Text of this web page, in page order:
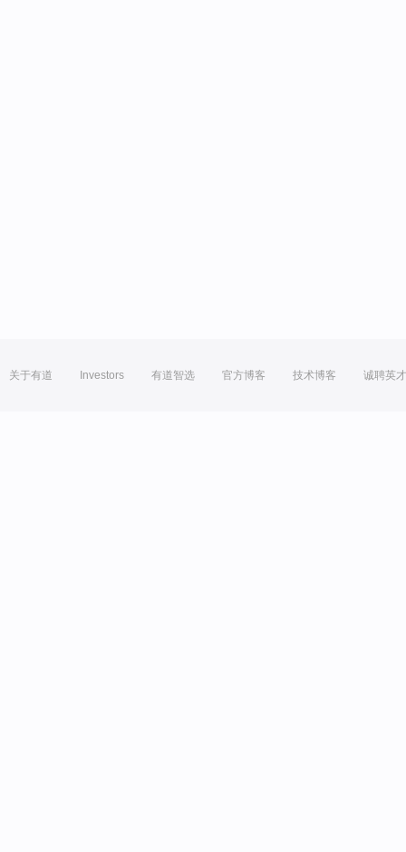
关于有道 Investors 有道智选 官方博客 技术博客 诚聘英才